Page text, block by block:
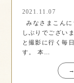
2021.11.07
みなさまこん
しぶりでござい
と撮影に行く毎
す。 本…
→